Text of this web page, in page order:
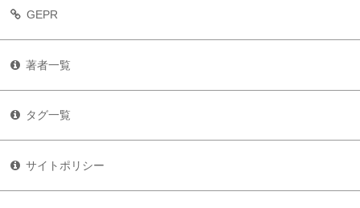
GEPR
著者一覧
タグ一覧
サイトポリシー